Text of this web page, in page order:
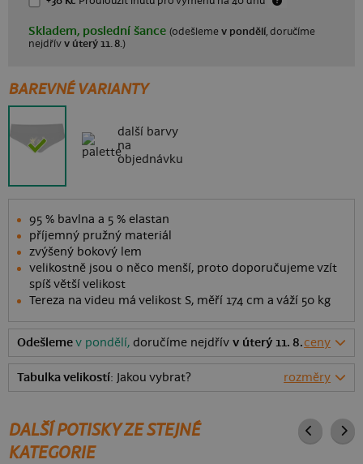
Skladem, poslední šance(odešlemev pondělí, doručíme
nejdřívv úterý 11. 8.)
BAREVNÉ VARIANTY
další barvy
na
objednávku
95 % bavlna a 5 % elastan
příjemný pružný materiál
zvýšený bokový lem
velikostně jsou o něco menší, proto doporučujeme vzít
spíš větší velikost
Tereza na videu má velikost S, měří 174 cm a váží 50 kg
Odešlemev pondělí,doručíme nejdřívv úterý 11. 8.ceny
Tabulka velikostí: Jakou vybrat? rozměry
DALŠÍ POTISKY ZE STEJNÉ
KATEGORIE